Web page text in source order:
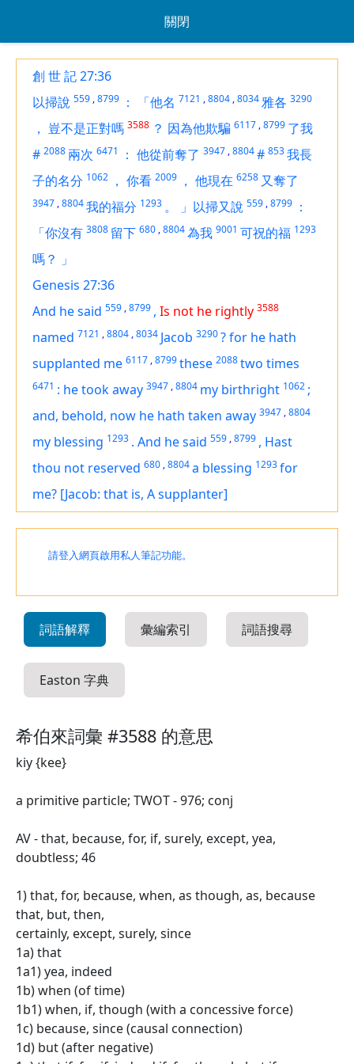
關閉
創 世 記 27:36
以掃說 559 ,8799 ： 「他名 7121 ,8804 ,8034雅各 3290
， 豈不是正對嗎 3588 ？ 因為他欺騙 6117 ,8799 了我
# 2088 兩次 6471 ： 他從前奪了 3947 ,8804# 853我長
子的名分 1062 ， 你看 2009 ， 他現在 6258 又奪了
3947 ,8804我的福分 1293 。 」以掃又說 559 ,8799 ：
「你沒有 3808 留下 680 ,8804為我 9001 可祝的福 1293
嗎？ 」
Genesis 27:36
And he said 559 ,8799 , Is not he rightly 3588
named 7121 ,8804 ,8034 Jacob 3290?for he hath
supplanted me 6117 ,8799these 2088two times
6471 : he took away 3947 ,8804 my birthright 1062 ;
and, behold, now he hath taken away 3947 ,8804
my blessing 1293 . And he said 559 ,8799 , Hast
thou not reserved 680 ,8804a blessing 1293for
me? [Jacob: that is, A supplanter]
請登入網頁啟用私人筆記功能。
詞語解釋 彙編索引 詞語搜尋
Easton 字典
希伯來詞彙 #3588 的意思
kiy {kee}
a primitive particle; TWOT - 976; conj
AV - that, because, for, if, surely, except, yea,
doubtless; 46
1) that, for, because, when, as though, as, because
that, but, then,
certainly, except, surely, since
1a) that
1a1) yea, indeed
1b) when (of time)
1b1) when, if, though (with a concessive force)
1c) because, since (causal connection)
1d) but (after negative)